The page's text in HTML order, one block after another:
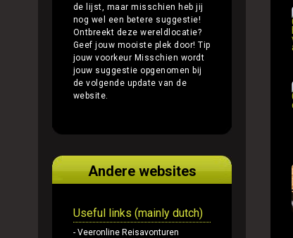
de lijst, maar misschien heb jij
nog wel een betere suggestie!
Ontbreekt deze wereldlocatie?
Geef jouw mooiste plek door!Tip
jouw voorkeur Misschien wordt
jouw suggestie opgenomen bij
de volgende update van de
website.
Andere websites
Useful links (mainly dutch)
- Veeronline Reisavonturen